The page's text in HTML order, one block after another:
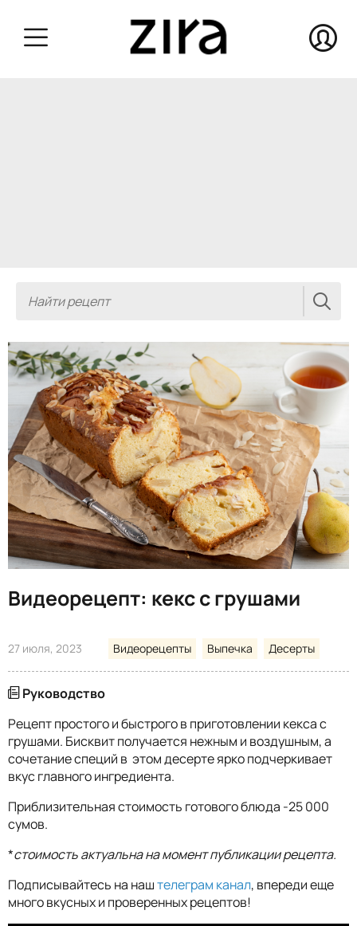
Видеорецепт: кекс с грушами
27 июля, 2023 Видеорецепты Выпечка Десерты
Руководство
Рецепт простого и быстрого в приготовлении кекса с
грушами. Бисквит получается нежным и воздушным, а
сочетание специй в этом десерте ярко подчеркивает
вкус главного ингредиента.
Приблизительная стоимость готового блюда -25 000
сумов.
*стоимость актуальна на момент публикации рецепта.
Подписывайтесь на наштелеграм канал, впереди еще
много вкусных и проверенных рецептов!